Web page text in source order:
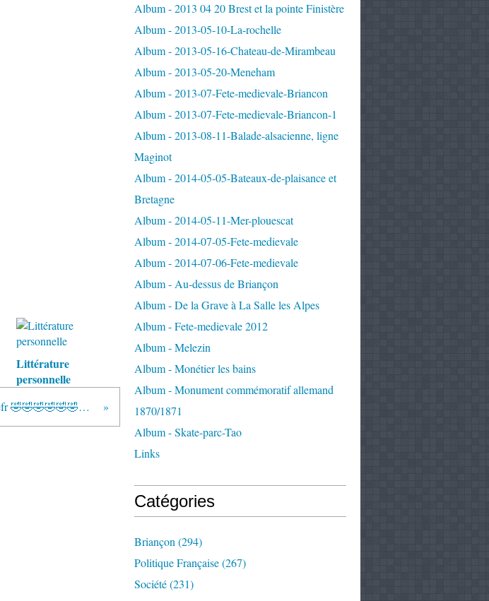
Littérature
personnelle
@lemondefr 🤣🤣🤣🤣🤣🤣🤣🤣🤣
Album - 2013 04 20 Brest et la pointe Finistère
Album - 2013-05-10-La-rochelle
Album - 2013-05-16-Chateau-de-Mirambeau
Album - 2013-05-20-Meneham
Album - 2013-07-Fete-medievale-Briancon
Album - 2013-07-Fete-medievale-Briancon-1
Album - 2013-08-11-Balade-alsacienne, ligne
Maginot
Album - 2014-05-05-Bateaux-de-plaisance et
Bretagne
Album - 2014-05-11-Mer-plouescat
Album - 2014-07-05-Fete-medievale
Album - 2014-07-06-Fete-medievale
Album - Au-dessus de Briançon
Album - De la Grave à La Salle les Alpes
Album - Fete-medievale 2012
Album - Melezin
Album - Monétier les bains
Album - Monument commémoratif allemand
1870/1871
Album - Skate-parc-Tao
Links
Catégories
Briançon (294)
Politique Française(267)
Société(231)